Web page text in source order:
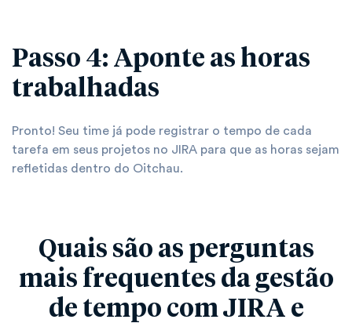
Passo 4: Aponte as horas
trabalhadas
Pronto! Seu time já pode registrar o tempo de cada
tarefa em seus projetos no JIRA para que as horas sejam
refletidas dentro do Oitchau.
Quais são as perguntas
mais frequentes da gestão
de tempo com JIRA e